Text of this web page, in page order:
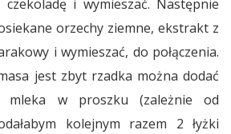
czekoladę i wymieszać. Następnie
orzechy ziemne, ekstrakt z
i wymieszać, do połączenia.
jest zbyt rzadka można dodać
w proszku (zależnie od
kolejnym razem 2 łyżki